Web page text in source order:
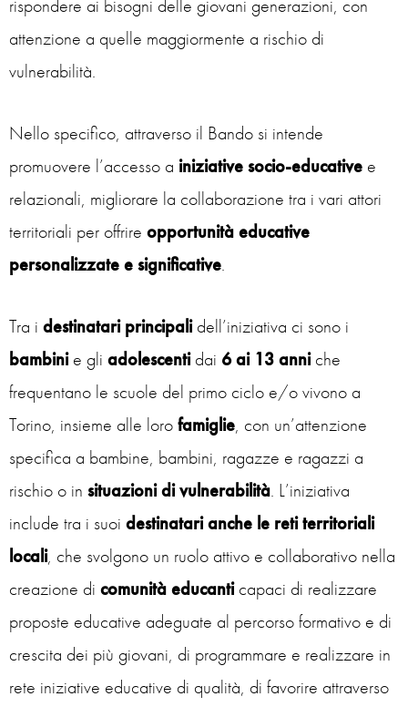
rispondere ai bisogni delle giovani generazioni, con
attenzione a quelle maggiormente a rischio di
vulnerabilità.
Nello specifico, attraverso il Bando si intende
promuovere l’accesso a iniziative socio-educative e
relazionali, migliorare la collaborazione tra i vari attori
territoriali per offrire opportunità educative
personalizzate e significative.
Tra i destinatari principalidell’iniziativa ci sono i
bambinie gli adolescentidai 6 ai 13 anniche
frequentano le scuole del primo ciclo e/o vivono a
Torino, insieme alle lorofamiglie, con un’attenzione
specifica a bambine, bambini, ragazze e ragazzi a
rischio o in situazioni di vulnerabilità. L’iniziativa
include tra i suoi destinatari anche le reti territoriali
locali, che svolgono un ruolo attivo e collaborativo nella
creazione di comunità educanticapaci di realizzare
proposte educative adeguate al percorso formativo e di
crescita dei più giovani, di programmare e realizzare in
rete iniziative educative di qualità, di favorire attraverso